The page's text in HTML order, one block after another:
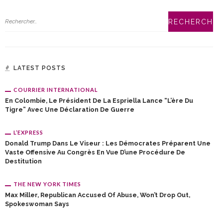
LATEST POSTS
COURRIER INTERNATIONAL
En Colombie, Le Président De La Espriella Lance “l’ère Du
Tigre” Avec Une Déclaration De Guerre
L’EXPRESS
Donald Trump Dans Le Viseur : Les Démocrates Préparent Une
Vaste Offensive Au Congrès En Vue D’une Procédure De
Destitution
THE NEW YORK TIMES
Max Miller, Republican Accused Of Abuse, Won’t Drop Out,
Spokeswoman Says